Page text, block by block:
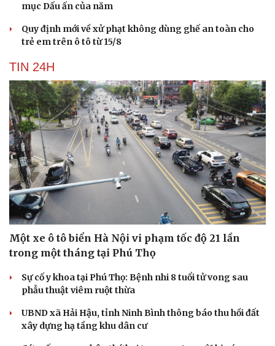
mục Dấu ấn của năm
Quy định mới về xử phạt không dùng ghế an toàn cho
trẻ em trên ô tô từ 15/8
TIN 24H
Một xe ô tô biển Hà Nội vi phạm tốc độ 21 lần
trong một tháng tại Phú Thọ
Sự cố y khoa tại Phú Thọ: Bệnh nhi 8 tuổi tử vong sau
phẫu thuật viêm ruột thừa
UBND xã Hải Hậu, tỉnh Ninh Bình thông báo thu hồi đất
xây dựng hạ tầng khu dân cư